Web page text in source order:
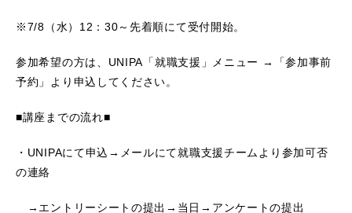
※7/8（水）12：30～先着順にて受付開始。
参加希望の方は、 UNIPA「就職支援」メニュー →「参加事前
予約」より申込してください。
■講座までの流れ■
・UNIPAにて申込→メールにて就職支援チームより参加可否
の連絡
→エントリーシートの提出→当日→アンケートの提出